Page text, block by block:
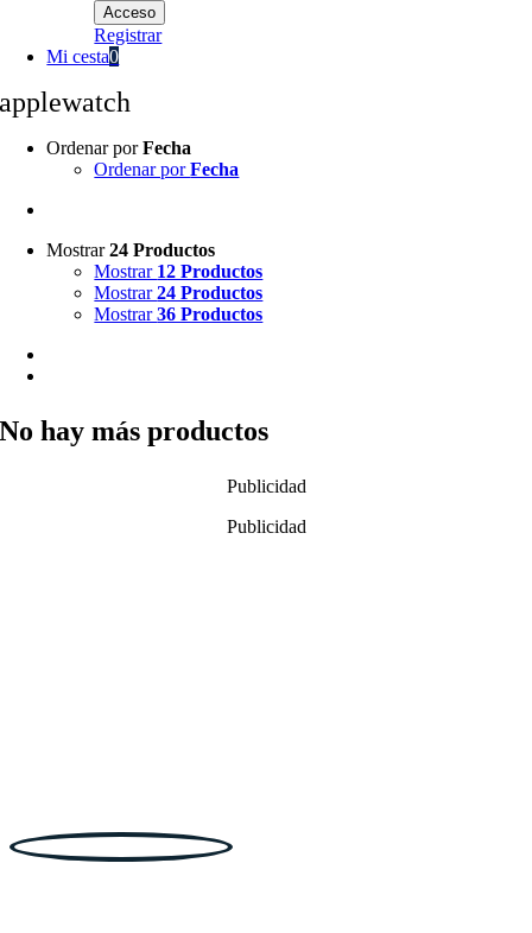
Registrar
Mi cesta0
applewatch
Ordenar porFecha
Ordenar porFecha
Mostrar24 Productos
Mostrar 12 Productos
Mostrar24 Productos
Mostrar36 Productos
No hay más productos
Publicidad
Publicidad